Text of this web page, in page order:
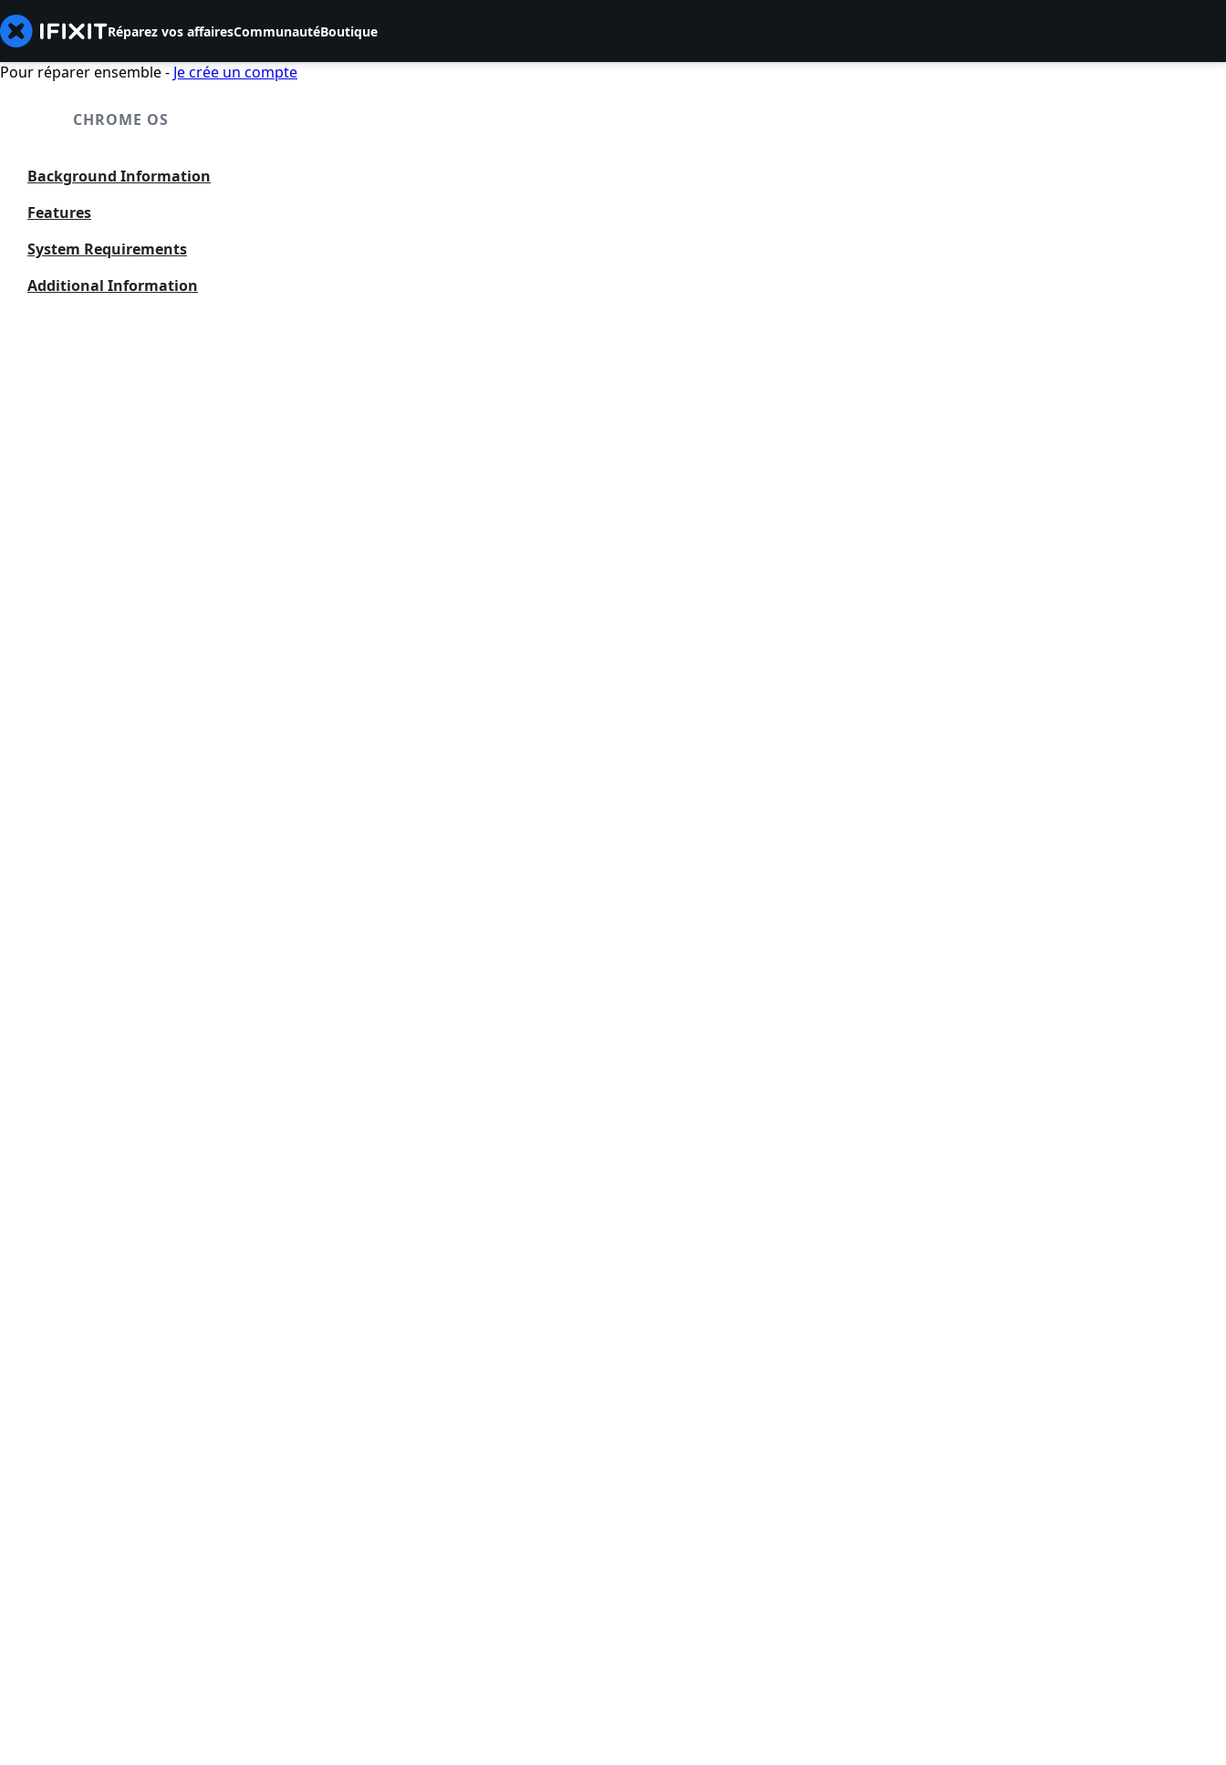
Réparez vos affairesCommunautéBoutique
Pour réparer ensemble - Je crée un compte
CHROME OS
Background Information
Features
System Requirements
Additional Information